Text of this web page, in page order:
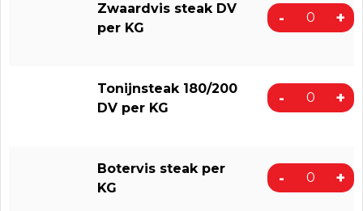
Zwaardvis steak DV
per KG
- +
Tonijnsteak 180/200
DV per KG
- +
Botervis steak per
KG
- +